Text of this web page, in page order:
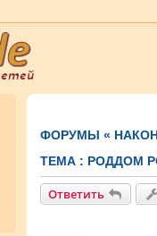
ФОРУМЫ «
ТЕМА : РОДДОМ
Ответить